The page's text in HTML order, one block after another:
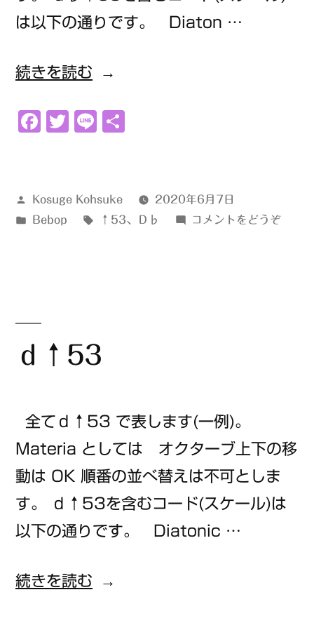
は以下の通りです。 Diaton …
“ｄ
の
続きを読む
Facebook
Twitter
Line
投
稿
Kosuge Kohsuke
2020年6月7日
カ
Bebop
タ
↑53、 Ｄ♭ コメントをどうぞ(ｄ
ｄ↑53
全てｄ↑53 で表します(一例)。
Materia としては オクターブ上下の移
動は OK 順番の並べ替えは不可としま
す。 ｄ↑53を含むコード(スケール)は
以下の通りです。 Diatonic …
“ｄ
続きを読む